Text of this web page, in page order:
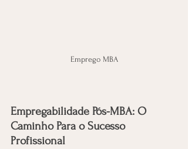
Emprego MBA
Empregabilidade Pós-MBA: O
Caminho Para o Sucesso
Profissional